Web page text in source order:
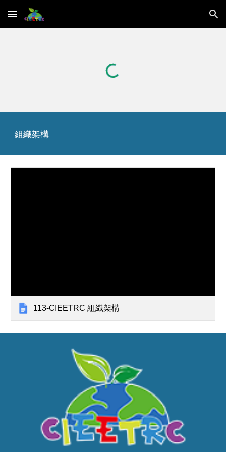
Skip to main content Skip to navigation
組織架構
113-CIEETRC 組織架構